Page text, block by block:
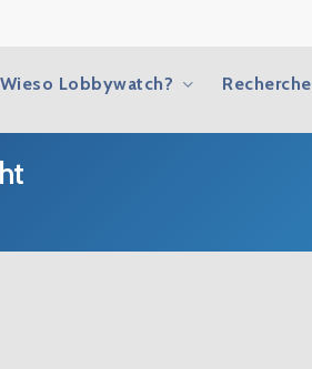
Wieso Lobbywatch? Recherche